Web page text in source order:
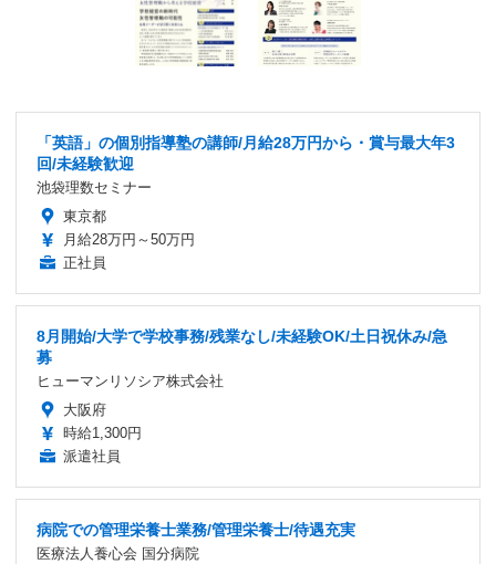
「英語」の個別指導塾の講師/月給28万円から・賞与最大年3
回/未経験歓迎
池袋理数セミナー
東京都
月給28万円～50万円
正社員
8月開始/大学で学校事務/残業なし/未経験OK/土日祝休み/急
募
ヒューマンリソシア株式会社
大阪府
時給1,300円
派遣社員
病院での管理栄養士業務/管理栄養士/待遇充実
医療法人養心会 国分病院